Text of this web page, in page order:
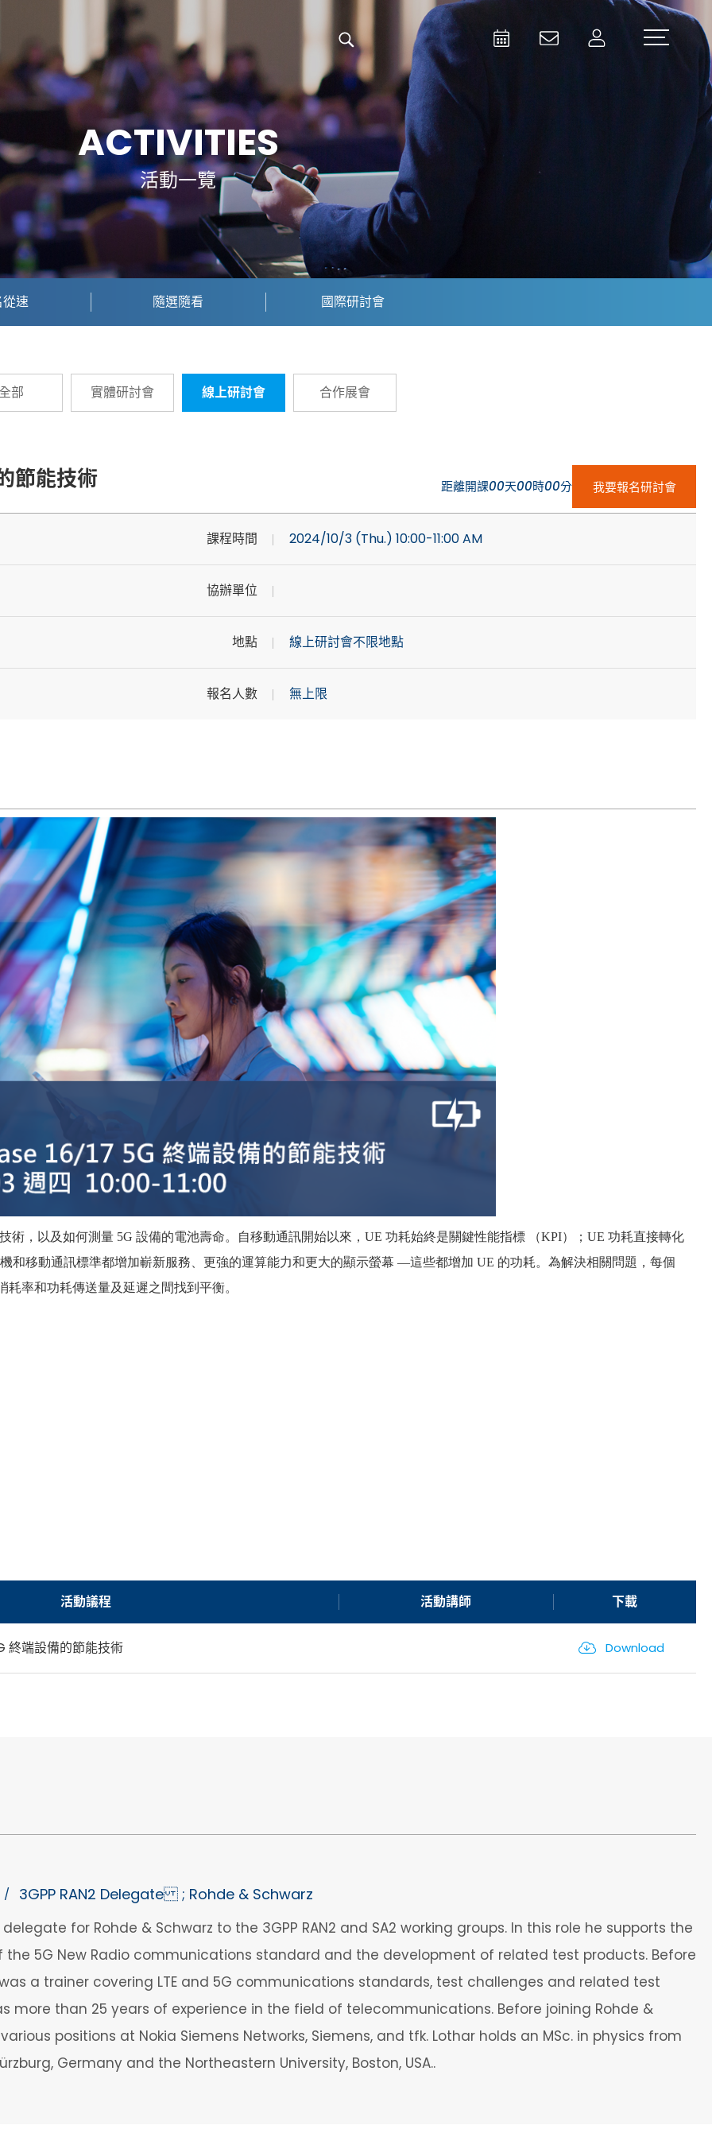
Activities
Contact Us
Member
Aerospace | Defense | Security
Broadcast and Media
ACTIVITIES
活動一覽
速 隨選隨看 國際研討會
部 實體研討會 線上研討會 合作展會
節能技術 距離開課00天00時00分 我要報名研討會
課程時間 2024/10/3 (Thu.) 10:00-11:00 AM
協辦單位
地點 線上研討會不限地點
報名人數 無上限
術，以及如何測量 5G 設備的電池壽命。自移動通訊開始以來，UE 功耗始終是關鍵性能指標 （KPI）；UE 功耗直接轉化
和移動通訊標準都增加嶄新服務、更強的運算能力和更大的顯示螢幕 —這些都增加 UE 的功耗。為解決相關問題，每個
率和功耗傳送量及延遲之間找到平衡。
活動議程 活動講師 下載
終端設備的節能技術 Download
/ 3GPP RAN2 Delegate ; Rohde & Schwarz
for Rohde & Schwarz to the 3GPP RAN2 and SA2 working groups. In this role he supports the
5G New Radio communications standard and the development of related test products. Before
a trainer covering LTE and 5G communications standards, test challenges and related test
more than 25 years of experience in the field of telecommunications. Before joining Rohde &
positions at Nokia Siemens Networks, Siemens, and tfk. Lothar holds an MSc. in physics from
Germany and the Northeastern University, Boston, USA..